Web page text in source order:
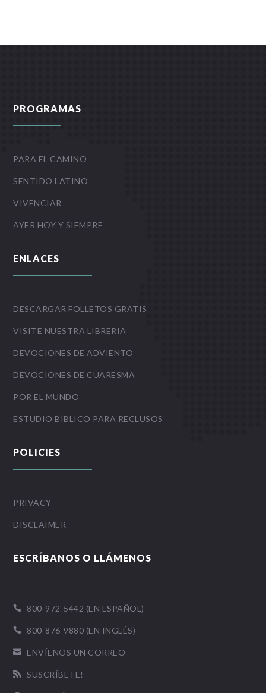
PROGRAMAS
PARA EL CAMINO
SENTIDO LATINO
VIVENCIAR
AYER HOY Y SIEMPRE
ENLACES
DESCARGAR FOLLETOS GRATIS
VISITE NUESTRA LIBRERIA
DEVOCIONES DE ADVIENTO
DEVOCIONES DE CUARESMA
POR EL MUNDO
ESTUDIO BÍBLICO PARA RECLUSOS
POLICIES
PRIVACY
DISCLAIMER
ESCRÍBANOS O LLÁMENOS
 800-972-5442 (EN ESPAÑOL)
 800-876-9880 (EN INGLÉS)
 ENVÍENOS UN CORREO
 SUSCRÍBETE!